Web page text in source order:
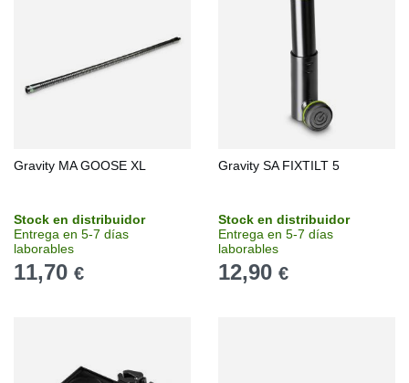
Gravity MA GOOSE XL
Stock en distribuidor
Entrega en 5-7 días
laborables
11,70 €
Gravity SA FIXTILT 5
Stock en distribuidor
Entrega en 5-7 días
laborables
12,90 €